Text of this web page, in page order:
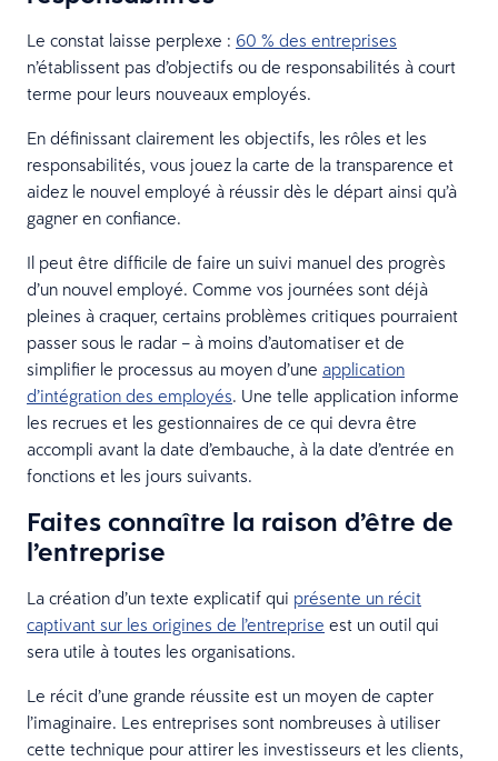
Le constat laisse perplexe : 60 % des entreprises
n’établissent pas d’objectifs ou de responsabilités à court
terme pour leurs nouveaux employés.
En définissant clairement les objectifs, les rôles et les
responsabilités, vous jouez la carte de la transparence et
aidez le nouvel employé à réussir dès le départ ainsi qu’à
gagner en confiance.
Il peut être difficile de faire un suivi manuel des progrès
d’un nouvel employé. Comme vos journées sont déjà
pleines à craquer, certains problèmes critiques pourraient
passer sous le radar – à moins d’automatiser et de
simplifier le processus au moyen d’une application
d’intégration des employés. Une telle application informe
les recrues et les gestionnaires de ce qui devra être
accompli avant la date d’embauche, à la date d’entrée en
fonctions et les jours suivants.
Faites connaître la raison d’être de
l’entreprise
La création d’un texte explicatif qui présente un récit
captivant sur les origines de l’entreprise est un outil qui
sera utile à toutes les organisations.
Le récit d’une grande réussite est un moyen de capter
l’imaginaire. Les entreprises sont nombreuses à utiliser
cette technique pour attirer les investisseurs et les clients,